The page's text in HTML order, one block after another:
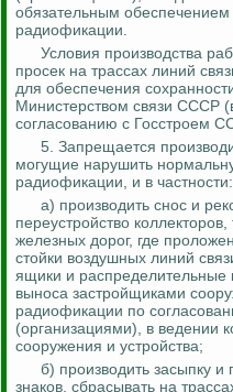
обязательным обеспечением
радиофикации.
Условия производства
просек на трассах линий
для обеспечения
Министерством связи СССР
согласованию с Госстроем
5. Запрещается
могущие нарушить
радиофикации, и в частности:
а) производить снос и
переустройство
железных дорог, где
стойки воздушных линий
ящики и распределительные
выноса застройщиками
радиофикации по
(организациями), в ведении
сооружения и устройства;
б) производить засыпку
знаков, сбрасывать на